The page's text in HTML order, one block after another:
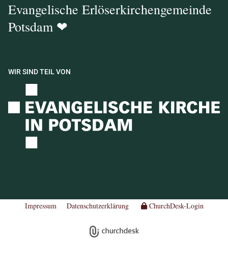
Evangelische Erlöserkirchengemeinde
Potsdam ❤
WIR SIND TEIL VON
Impressum Datenschutzerklärung ChurchDesk-Login